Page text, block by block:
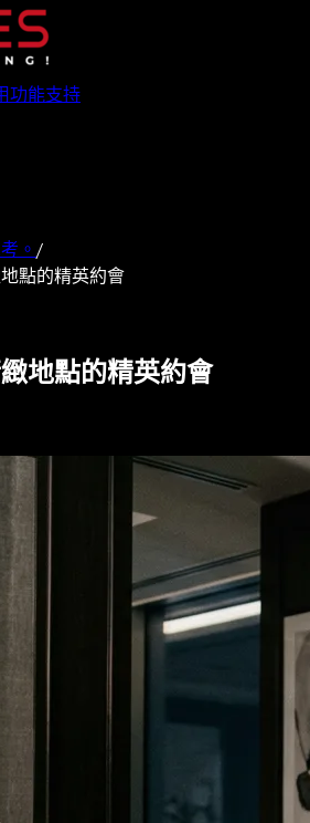
功能支持
。 /
點的精英約會
地點的精英約會